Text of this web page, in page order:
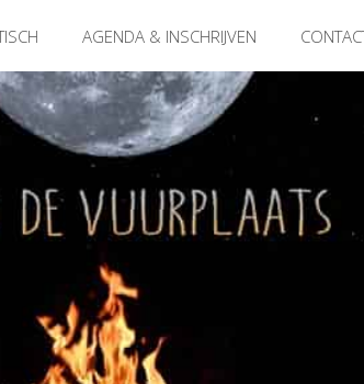
AGENDA & INSCHRIJVEN